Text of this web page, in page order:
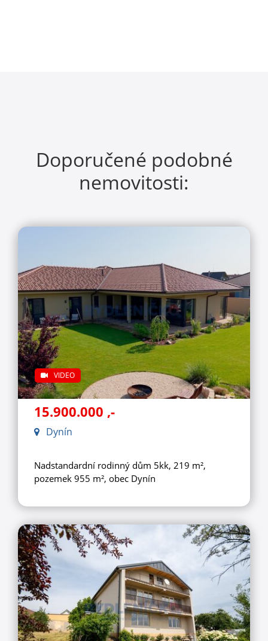
Doporučené podobné
nemovitosti:
VIDEO
15.900.000 ,-
Dynín
Nadstandardní rodinný dům 5kk, 219 m²,
pozemek 955 m², obec Dynín